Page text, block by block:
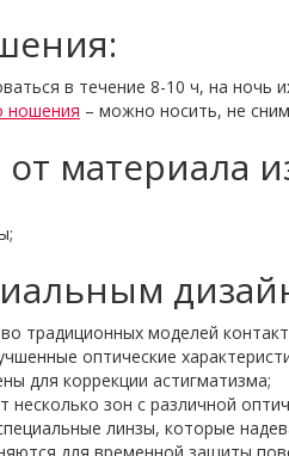
в течение 8-10 ч, на ночь
ношения – можно носить, не
материала
традиционных моделей
оптические
для коррекции астигматизма;
несколько зон с различной
линзы, которые